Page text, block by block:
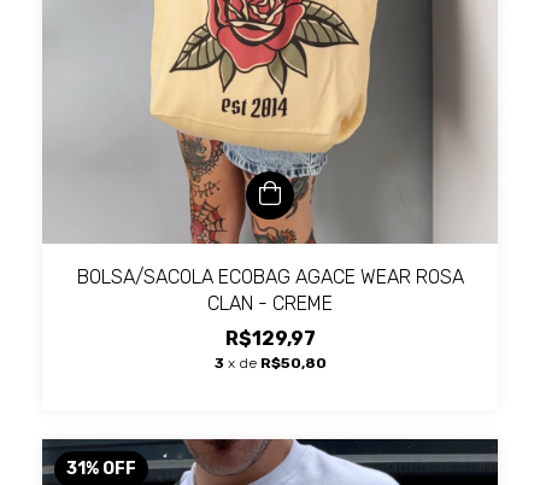
BOLSA/SACOLA ECOBAG AGACE WEAR ROSA
CLAN - CREME
R$129,97
3 x de R$50,80
31% OFF